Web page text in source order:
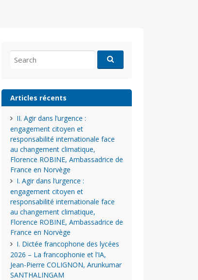
for:
Articles récents
II. Agir dans l’urgence :
engagement citoyen et
responsabilité internationale face
au changement climatique,
Florence ROBINE, Ambassadrice de
France en Norvège
I. Agir dans l’urgence :
engagement citoyen et
responsabilité internationale face
au changement climatique,
Florence ROBINE, Ambassadrice de
France en Norvège
I. Dictée francophone des lycées
2026 – La francophonie et l’IA,
Jean-Pierre COLIGNON, Arunkumar
SANTHALINGAM